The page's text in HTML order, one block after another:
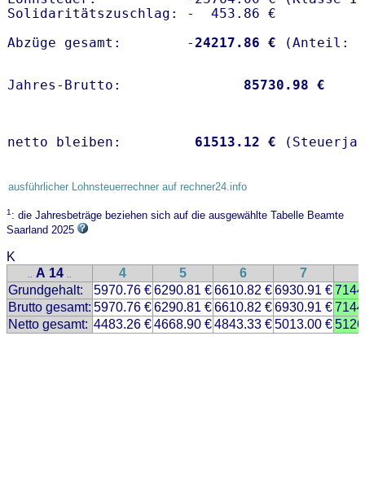
Solidaritätszuschlag: -  453.86 €
Abzüge gesamt:        -24217.86 €
Jahres-Brutto: 85730.98 €
netto bleiben: 61513.12 €
ausführlicher Lohnsteuerrechner auf rechner24.info
1: die Jahresbeträge beziehen sich auf die ausgewählte Tabelle Beamte
Saarland 2025
K
.. A 14 .. 4 5 6 7
Grundgehalt:
5970.76 €6290.81 €6610.82 €6930.91 €
Brutto gesamt: 5970.76 €6290.81 €6610.82 €6930.91 €
Netto gesamt: 4483.26 €4668.90 €4843.33 €5013.00 €